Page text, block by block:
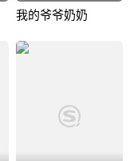
我的爷爷奶奶